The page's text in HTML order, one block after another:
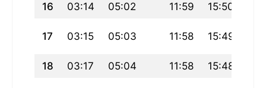
16 03:14 05:02 11:59 15:50
17 03:15 05:03 11:58 15:49
18 03:17 05:04 11:58 15:48